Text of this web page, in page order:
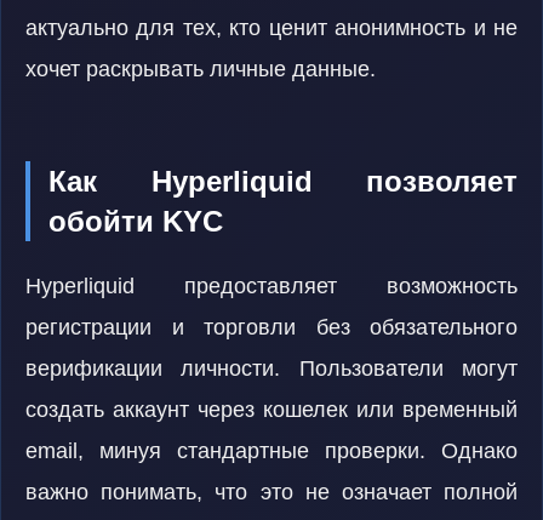
актуально для тех, кто ценит анонимность и не
хочет раскрывать личные данные.
Как Hyperliquid позволяет
обойти KYC
Hyperliquid предоставляет возможность
регистрации и торговли без обязательного
верификации личности. Пользователи могут
создать аккаунт через кошелек или временный
email, минуя стандартные проверки. Однако
важно понимать, что это не означает полной